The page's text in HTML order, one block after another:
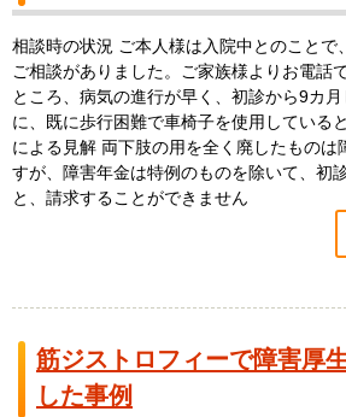
相談時の状況 ご本人様は入院中とのことで
ご相談がありました。ご家族様よりお電話
ところ、病気の進行が早く、初診から9カ
に、既に歩行困難で車椅子を使用している
による見解 両下肢の用を全く廃したものは
すが、障害年金は特例のものを除いて、初
と、請求することができません
筋ジストロフィーで障害厚
した事例